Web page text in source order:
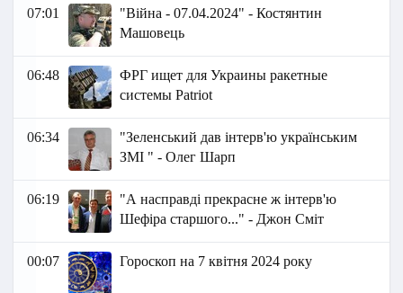
07:01
"Війна - 07.04.2024" - Костянтин
Машовець
06:48
ФРГ ищет для Украины ракетные
системы Patriot
06:34
"Зеленський дав інтерв'ю українським
ЗМІ " - Олег Шарп
06:19
"А насправді прекрасне ж інтерв'ю
Шефіра старшого..." - Джон Сміт
00:07 Гороскоп на 7 квітня 2024 року